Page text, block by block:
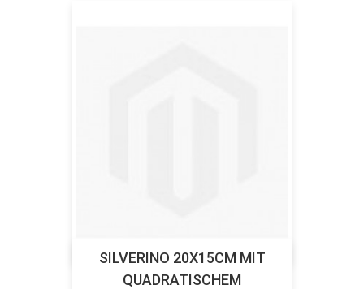
SILVERINO 20X15CM MIT
QUADRATISCHEM